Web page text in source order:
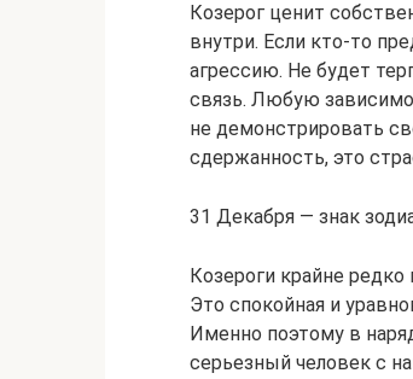
Козерог ценит
внутри. Если кто-то
агрессию. Не будет
связь. Любую
не демонстрировать
сдержанность, это
31 Декабря — знак
Козероги крайне
Это спокойная и
Именно поэтому в
серьезный человек с